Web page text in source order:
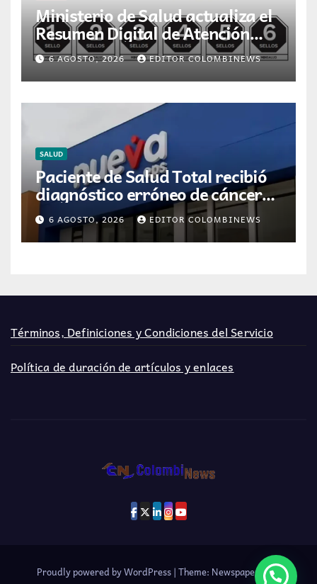
Ministerio de Salud actualiza el
Resumen Digital de Atención
para la dispensación de
medicamentos en Colombia
6 AGOSTO, 2026 EDITOR COLOMBINEWS
SALUD
Paciente de Salud Total recibió
diagnóstico erróneo de cáncer
por resultados de otra persona
6 AGOSTO, 2026 EDITOR COLOMBINEWS
Términos, Definiciones y Condiciones del Servicio
Política de duración de artículos y enlaces
Proudly powered by WordPress|Theme: Newspaperex by